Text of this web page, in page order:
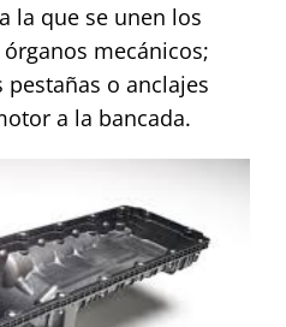
la que se unen los
mecánicos;
o anclajes
a la bancada.